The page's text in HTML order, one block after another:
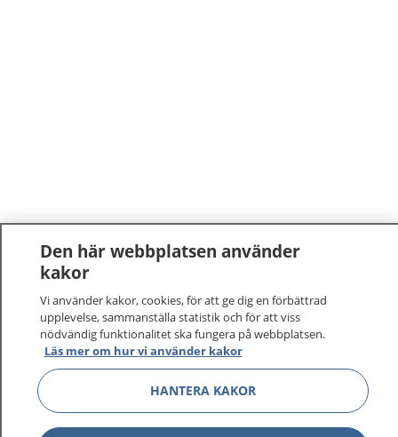
1177–tryggt om din hälsa och vård
På 1177.se får du råd om hälsa och information om
sjukdomar och vilka mottagningar du kan kontakta.
Logga in för att läsa din journal och göra dina
vårdärenden. Ring telefonnummer 1177 för
sjukvårdsrådgivning dygnet runt.
Den här webbplatsen använder
kakor
Vi använder kakor, cookies, för att ge dig en förbättrad
upplevelse, sammanställa statistik och för att viss
nödvändig funktionalitet ska fungera på webbplatsen.
Läs mer om hur vi använder kakor
HANTERA KAKOR